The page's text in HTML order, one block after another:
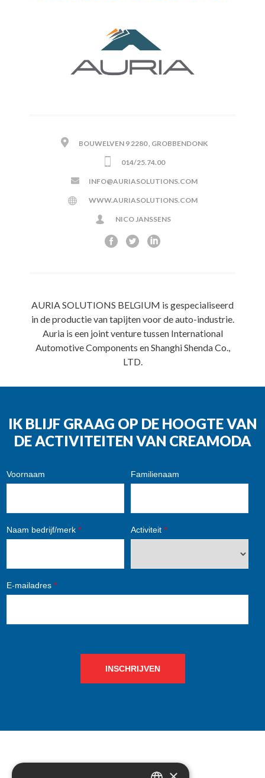
BOUWELVEN 9 2280 , GROBBENDONK
014/25.74.00
INFO@AURIASOLUTIONS.COM
WWW.AURIASOLUTIONS.COM
NICO JANSSENS
AURIA SOLUTIONS BELGIUM is gespecialiseerd
in de productie van tapijten voor de auto-industrie.
Auria is een joint venture tussen International
Automotive Components en Shanghi Shenda Co.,
LTD.
IK BLIJF GRAAG OP DE HOOGTE VAN
DE ACTIVITEITEN VAN CREAMODA
Voornaam Familienaam
Naam bedrijf/merk * Activiteit *
E-mailadres *
INSCHRIJVEN